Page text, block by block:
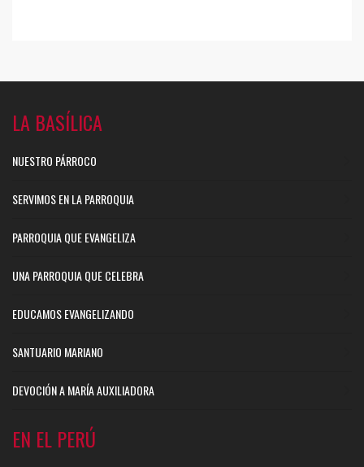
LA BASÍLICA
NUESTRO PÁRROCO
SERVIMOS EN LA PARROQUIA
PARROQUIA QUE EVANGELIZA
UNA PARROQUIA QUE CELEBRA
EDUCAMOS EVANGELIZANDO
SANTUARIO MARIANO
DEVOCIÓN A MARÍA AUXILIADORA
EN EL PERÚ